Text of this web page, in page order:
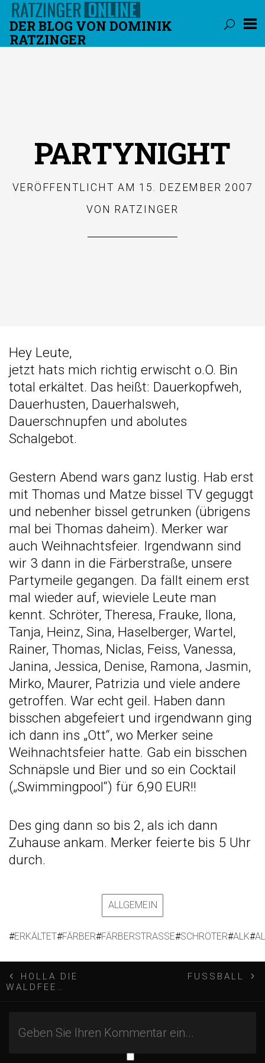
DER BLOG VON DOMINIK
RATZINGER
PARTYNIGHT
VERÖFFENTLICHT AM 15. DEZEMBER 2007
VON RATZINGER
Hey Leute,
jetzt hats mich richtig erwischt o.O. Bin
total erkältet. Das heißt: Dauerkopfweh,
Dauerhusten, Dauerhalsweh,
Dauerschnupfen und abolutes
Schalgebot.
Gestern Abend wars ganz lustig. Hab erst
mit Thomas und Matze bissel TV geguggt
und nebenher bissel getrunken (übrigens
mal bei Thomas daheim). Merker war
auch Weihnachtsfeier. Irgendwann sind
wir 3 dann in die Färberstraße, unsere
Partymeile gegangen. Da fällt einem erst
mal wieder auf, wieviele Leute man
kennt. Schröter, Theresa, Frauke, Ilona,
Tanja, Heinz, Sina, Haselberger, Wartel,
Rainer, Thomas, Niclas, Feiss, Vanessa,
Janina, Jessica, Denise, Ramona, Jasmin,
Mirko, Maurer, Patrizia und viele andere
getroffen. War echt geil. Haben dann
bisschen abgefeiert und irgendwann ging
ich dann ins „Ott“, wo Merker seine
Weihnachtsfeier hatte. Gab ein bisschen
Schnäpsle und Bier und so ein Cocktail
(„Swimmingpool“) für 6,90 EUR!!
Des ging dann so bis 2, als ich dann
Zuhause ankam. Merker feierte bis 5 Uhr
durch.
ALLGEMEIN
#ERKÄLTET#FÄRBER#FÄRBERSTRASSE #SCHRÖTER#ALK#
BHOLLA DIE
WALDFEE…
FUSSBALL